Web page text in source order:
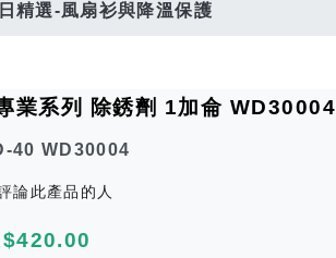
精選-風扇衫與降溫保護
業系列 除銹劑 1加侖 WD30004
40 WD30004
論此產品的人